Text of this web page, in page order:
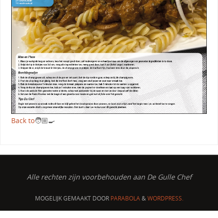
Back to🧑🏼‍🍳
Alle rechten zijn voorbehouden aan De Gulle Chef
MOGELIJK GEMAAKT DOOR PARABOLA&WORDPRESS.